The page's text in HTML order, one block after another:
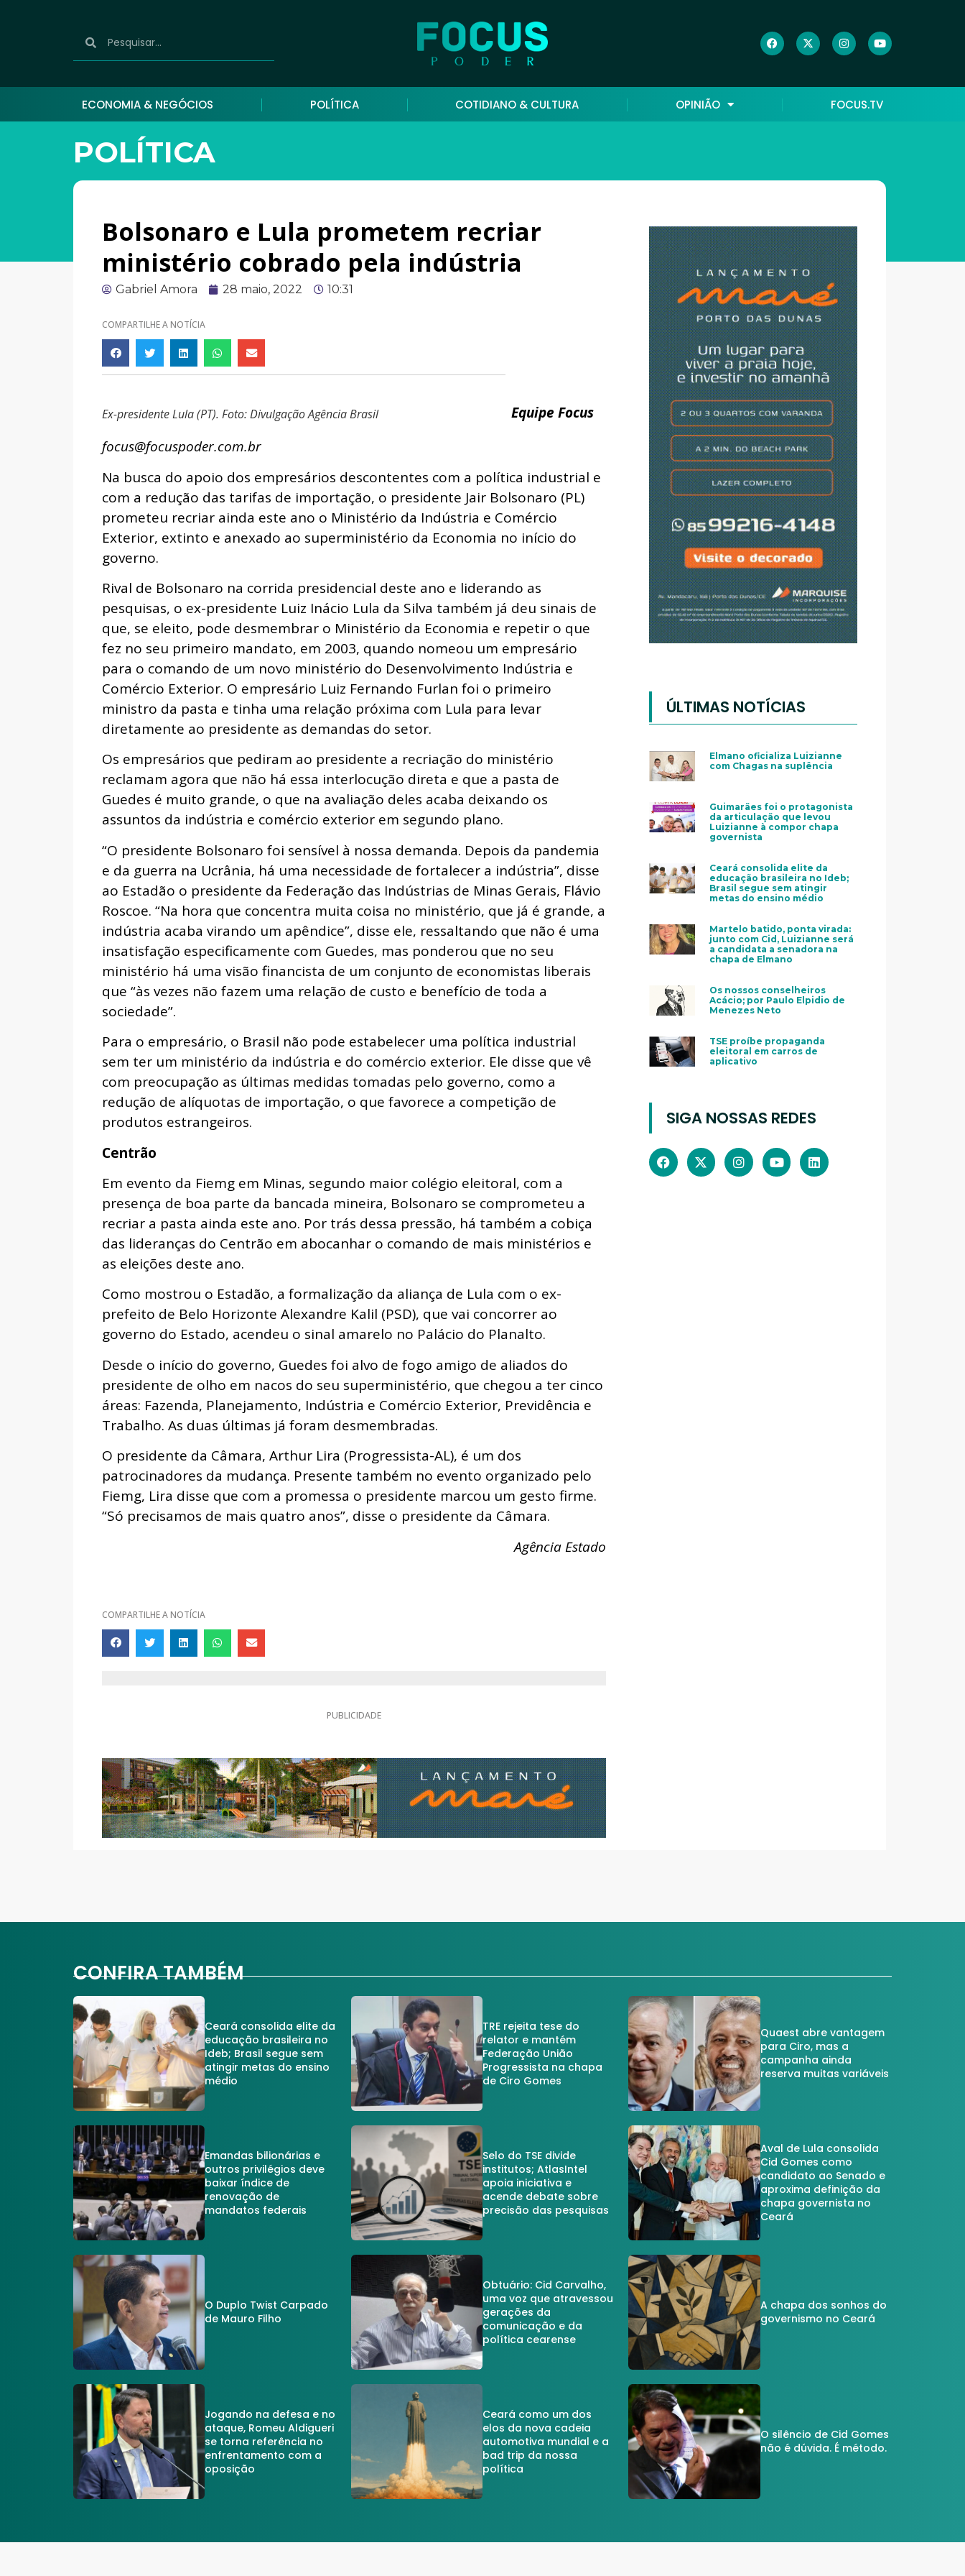
ECONOMIA & NEGÓCIOS POLÍTICA COTIDIANO & CULTURA OPINIÃO FOCUS.TV
POLÍTICA
Bolsonaro e Lula prometem recriar
ministério cobrado pela indústria
Gabriel Amora 28 maio, 2022 10:31
COMPARTILHE A NOTÍCIA
Ex-presidente Lula (PT). Foto: Divulgação Agência Brasil
Equipe Focus
focus@focuspoder.com.br
Na busca do apoio dos empresários descontentes com a política industrial e
com a redução das tarifas de importação, o presidente Jair Bolsonaro (PL)
prometeu recriar ainda este ano o Ministério da Indústria e Comércio
Exterior, extinto e anexado ao superministério da Economia no início do
governo.
Rival de Bolsonaro na corrida presidencial deste ano e liderando as
pesquisas, o ex-presidente Luiz Inácio Lula da Silva também já deu sinais de
que, se eleito, pode desmembrar o Ministério da Economia e repetir o que
fez no seu primeiro mandato, em 2003, quando nomeou um empresário
para o comando de um novo ministério do Desenvolvimento Indústria e
Comércio Exterior. O empresário Luiz Fernando Furlan foi o primeiro
ministro da pasta e tinha uma relação próxima com Lula para levar
diretamente ao presidente as demandas do setor.
Os empresários que pediram ao presidente a recriação do ministério
reclamam agora que não há essa interlocução direta e que a pasta de
Guedes é muito grande, o que na avaliação deles acaba deixando os
assuntos da indústria e comércio exterior em segundo plano.
“O presidente Bolsonaro foi sensível à nossa demanda. Depois da pandemia
e da guerra na Ucrânia, há uma necessidade de fortalecer a indústria”, disse
ao Estadão o presidente da Federação das Indústrias de Minas Gerais, Flávio
Roscoe. “Na hora que concentra muita coisa no ministério, que já é grande, a
indústria acaba virando um apêndice”, disse ele, ressaltando que não é uma
insatisfação especificamente com Guedes, mas ponderou que no seu
ministério há uma visão financista de um conjunto de economistas liberais
que “às vezes não fazem uma relação de custo e benefício de toda a
sociedade”.
Para o empresário, o Brasil não pode estabelecer uma política industrial
sem ter um ministério da indústria e do comércio exterior. Ele disse que vê
com preocupação as últimas medidas tomadas pelo governo, como a
redução de alíquotas de importação, o que favorece a competição de
produtos estrangeiros.
Centrão
Em evento da Fiemg em Minas, segundo maior colégio eleitoral, com a
presença de boa parte da bancada mineira, Bolsonaro se comprometeu a
recriar a pasta ainda este ano. Por trás dessa pressão, há também a cobiça
das lideranças do Centrão em abocanhar o comando de mais ministérios e
as eleições deste ano.
Como mostrou o Estadão, a formalização da aliança de Lula com o ex-
prefeito de Belo Horizonte Alexandre Kalil (PSD), que vai concorrer ao
governo do Estado, acendeu o sinal amarelo no Palácio do Planalto.
Desde o início do governo, Guedes foi alvo de fogo amigo de aliados do
presidente de olho em nacos do seu superministério, que chegou a ter cinco
áreas: Fazenda, Planejamento, Indústria e Comércio Exterior, Previdência e
Trabalho. As duas últimas já foram desmembradas.
O presidente da Câmara, Arthur Lira (Progressista-AL), é um dos
patrocinadores da mudança. Presente também no evento organizado pelo
Fiemg, Lira disse que com a promessa o presidente marcou um gesto firme.
“Só precisamos de mais quatro anos”, disse o presidente da Câmara.
Agência Estado
COMPARTILHE A NOTÍCIA
PUBLICIDADE
ÚLTIMAS NOTÍCIAS
Elmano oficializa Luizianne
com Chagas na suplência
Guimarães foi o protagonista
da articulação que levou
Luizianne à compor chapa
governista
Ceará consolida elite da
educação brasileira no Ideb;
Brasil segue sem atingir
metas do ensino médio
Martelo batido, ponta virada:
junto com Cid, Luizianne será
a candidata a senadora na
chapa de Elmano
Os nossos conselheiros
Acácio; por Paulo Elpidio de
Menezes Neto
TSE proíbe propaganda
eleitoral em carros de
aplicativo
SIGA NOSSAS REDES
CONFIRA TAMBÉM
Ceará consolida elite da
educação brasileira no
Ideb; Brasil segue sem
atingir metas do ensino
médio
TRE rejeita tese do
relator e mantém
Federação União
Progressista na chapa
de Ciro Gomes
Quaest abre vantagem
para Ciro, mas a
campanha ainda
reserva muitas variáveis
Emandas bilionárias e
outros privilégios deve
baixar índice de
renovação de
mandatos federais
Selo do TSE divide
institutos; AtlasIntel
apoia iniciativa e
acende debate sobre
precisão das pesquisas
Aval de Lula consolida
Cid Gomes como
candidato ao Senado e
aproxima definição da
chapa governista no
Ceará
O Duplo Twist Carpado
de Mauro Filho
Obtuário: Cid Carvalho,
uma voz que atravessou
gerações da
comunicação e da
política cearense
A chapa dos sonhos do
governismo no Ceará
Jogando na defesa e no
ataque, Romeu Aldigueri
se torna referência no
enfrentamento com a
oposição
Ceará como um dos
elos da nova cadeia
automotiva mundial e a
bad trip da nossa
política
O silêncio de Cid Gomes
não é dúvida. É método.